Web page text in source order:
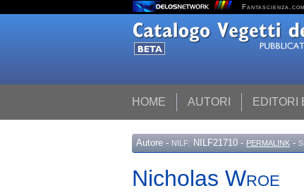
Fantascienza.com
HOME AUTORI EDITORI
Autore - NILF: NILF21710 - PERMALINK -
Nicholas Wroe